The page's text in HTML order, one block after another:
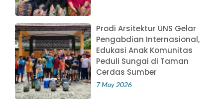
Prodi Arsitektur UNS Gelar
Pengabdian Internasional,
Edukasi Anak Komunitas
Peduli Sungai di Taman
Cerdas Sumber
7 May 2026